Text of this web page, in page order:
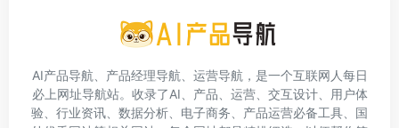
AI产品导航、产品经理导航、运营导航，是一个互联网人每日
必上网址导航站。收录了AI、产品、运营、交互设计、用户体
验、行业资讯、数据分析、电子商务、产品运营必备工具、国